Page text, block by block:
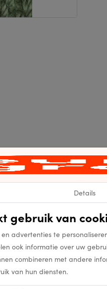
Details
gebruik van
advertenties te
ook informatie over uw
combineren met andere
van hun diensten.